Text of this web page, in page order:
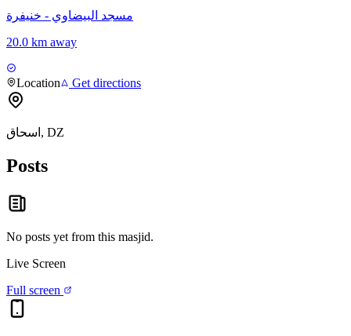
مسجد البيضاوي - خنيفرة
20.0 km away
Location Get directions
اسحاق, DZ
Posts
No posts yet from this masjid.
Live Screen
Full screen